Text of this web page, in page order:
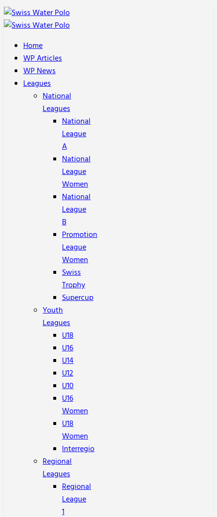
Home
WP Articles
WP News
Leagues
National
Leagues
National
League
A
National
League
Women
National
League
B
Promotion
League
Women
Swiss
Trophy
Supercup
Youth
Leagues
U18
U16
U14
U12
U10
U16
Women
U18
Women
Interregio
Regional
Leagues
Regional
League
1